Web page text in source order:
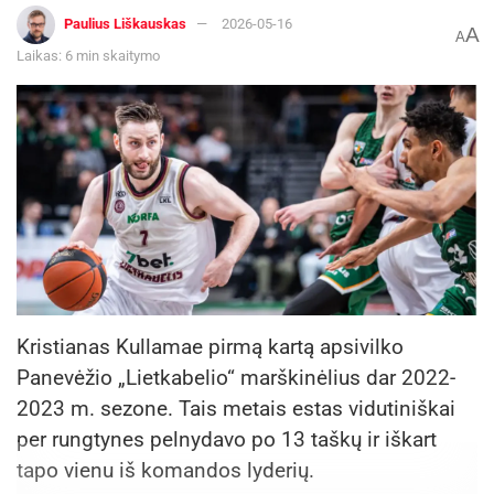
Paulius Liškauskas
2026-05-16
Laikas: 6 min skaitymo
AA
Kristianas Kullamae pirmą kartą apsivilko
Panevėžio „Lietkabelio“ marškinėlius dar 2022-
2023 m. sezone. Tais metais estas vidutiniškai
per rungtynes pelnydavo po 13 taškų ir iškart
tapo vienu iš komandos lyderių.